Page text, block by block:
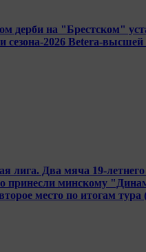
дерби на "Брестском"
сезона-2026 Betera-высшей
лига. Два мяча 19-
принесли минскому
место по итогам